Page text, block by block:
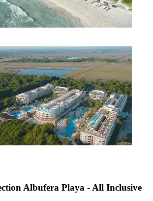
Albufera Playa - All Inclusive